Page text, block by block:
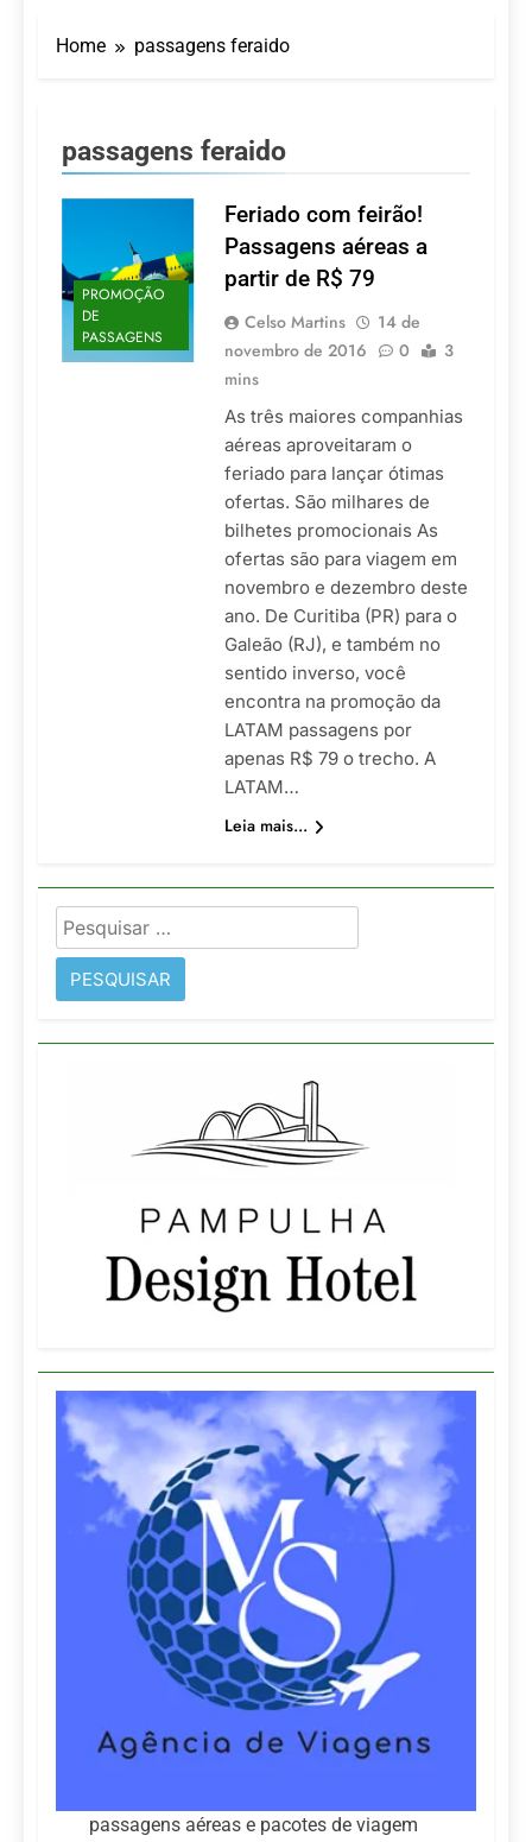
nos aeroportos da
7 De Agosto De 2026
de lazer e corporativo
7 De Agosto De 2026
Executivo com carreira
Balanger assume
comando do Wyndham
São Paulo Ibirapuera
5 De Agosto De 2026
LATAM anuncia 42
rotas na primeira fase
de operação do
5 De Agosto De 2026
Azul retoma voos
diretos entre Porto
Alegre e Montevidéu
em dezembro
5 De Agosto De 2026
Home passagens feraido
passagens feraido
PROMOÇÃO
DE
PASSAGENS
Feriado com feirão!
Passagens aéreas a
partir de R$ 79
Celso Martins
14 de
novembro de 2016
0
3
mins
As três maiores companhias
aéreas aproveitaram o
feriado para lançar ótimas
ofertas. São milhares de
bilhetes promocionais As
ofertas são para viagem em
novembro e dezembro deste
ano. De Curitiba (PR) para o
Galeão (RJ), e também no
sentido inverso, você
encontra na promoção da
LATAM passagens por
apenas R$ 79 o trecho. A
LATAM…
Leia mais...
Pesquisar
por:
passagens aéreas e pacotes de viagem